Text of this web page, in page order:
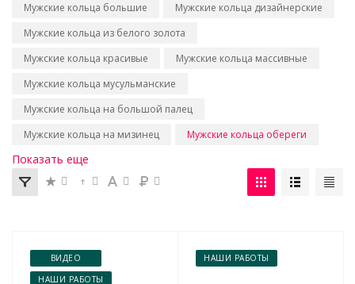
Мужские кольца большие
Мужские кольца дизайнерские
Мужские кольца из белого золота
Мужские кольца красивые
Мужские кольца массивные
Мужские кольца мусульманские
Мужские кольца на большой палец
Мужские кольца на мизинец
Мужские кольца обереги
Показать еще
ВИДЕО
НАШИ РАБОТЫ
НАШИ РАБОТЫ